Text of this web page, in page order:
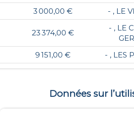
3 000,00 € - , LE
23 374,00 €
- , LE
9 151,00 € - , LES
Données sur